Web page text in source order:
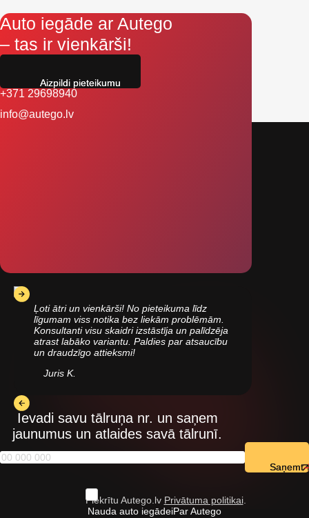
Auto iegāde ar Autego
– tas ir vienkārši!
+371 29698940
info@autego.lv
Ļoti ātri un vienkārši! No pieteikuma līdz
līgumam viss notika bez liekām problēmām.
Konsultanti visu skaidri izstāstīja un palīdzēja
atrast labāko variantu. Paldies par atsaucību
un draudzīgo attieksmi!
Juris K.
Ievadi savu tālruņa nr. un saņem
jaunumus un atlaides savā tālrunī.
Piekrītu Autego.lv Privātuma politikai.
Nauda auto iegādeiPar Autego